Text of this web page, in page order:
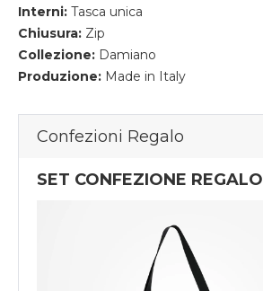
Interni: Tasca unica
Chiusura: Zip
Collezione: Damiano
Produzione: Made in Italy
Confezioni Regalo
SET CONFEZIONE REGALO